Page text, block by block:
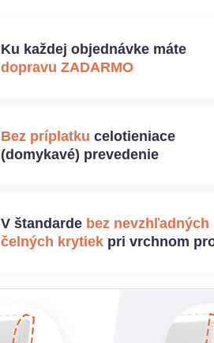
Ku každej objednávke máte
dopravu ZADARMO
Bez príplatku celotieniace
(domykavé) prevedenie
V štandarde bez nevzhľadných
čelných krytiek pri vrchnom